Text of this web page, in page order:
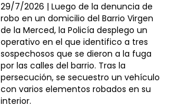
29/7/2026 |Luego de la denuncia de
robo en un domicilio del Barrio Virgen
de la Merced, la Policía desplego un
operativo en el que identifico a tres
sospechosos que se dieron a la fuga
por las calles del barrio. Tras la
persecución, se secuestro un vehículo
con varios elementos robados en su
interior.